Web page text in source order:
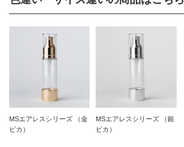
MSエアレスシリーズ （金
ピカ）
MSエアレスシリーズ （銀
ピカ）